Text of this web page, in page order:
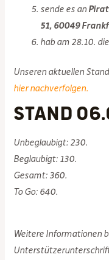
sende es an
51, 60049
hab am 28.10.
Unseren aktuellen
hier nachverfolgen.
Stand
Unbeglaubigt: 230.
Beglaubigt: 130.
Gesamt: 360.
To Go: 640.
Weitere Informationen